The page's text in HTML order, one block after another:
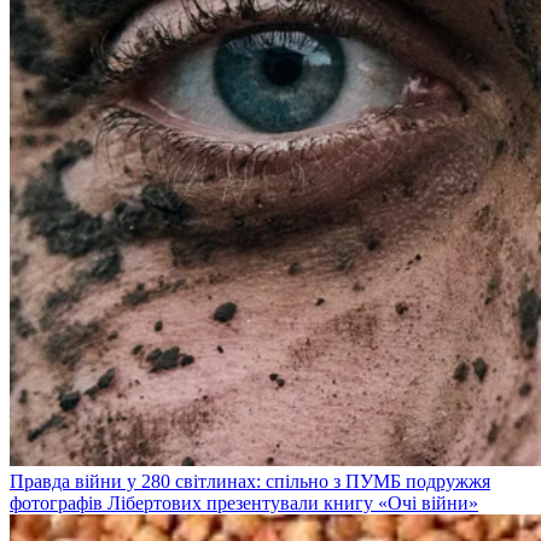
Правда війни у 280 світлинах: спільно з ПУМБ подружжя
фотографів Лібертових презентували книгу «Очі війни»